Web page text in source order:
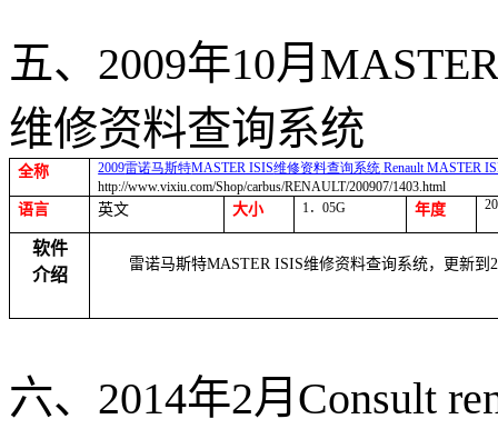
五、 2009年10月
维修资料查询系统
全称 2009雷诺马斯特MASTER ISIS维修资料查询系统 Renault MASTER
http://www.vixiu.com/Shop/carbus/RENAULT/200907/1403.html
语言 英文 大小 1．05G 年度
软件
介绍
雷诺马斯特MASTER ISIS维修资料查询系统，更新到
六、 2014年2月 Consult